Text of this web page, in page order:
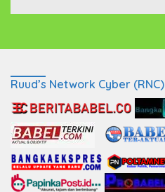
Ruud’s Network Cyber (RNC)